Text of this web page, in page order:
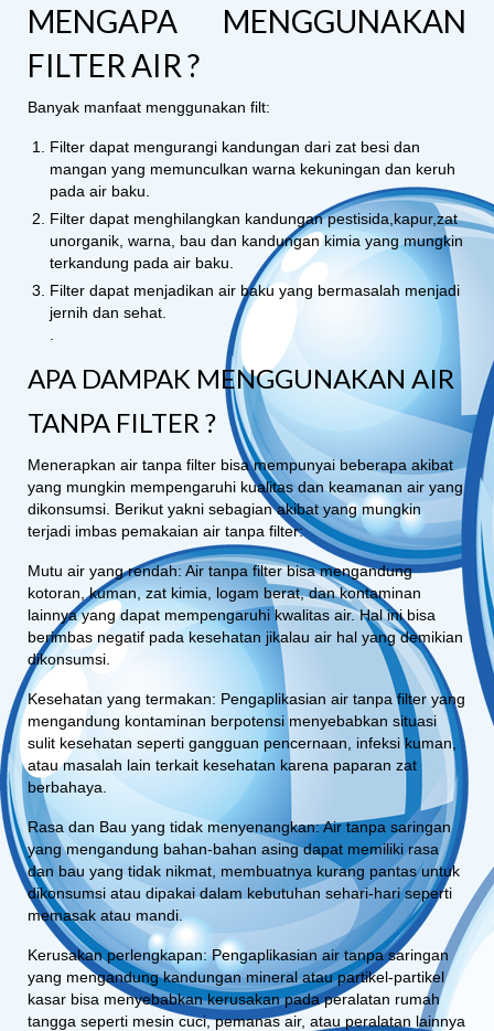
MENGAPA MENGGUNAKAN
FILTER AIR ?
Banyak manfaat menggunakan filt:
Filter dapat mengurangi kandungan dari zat besi dan
mangan yang memunculkan warna kekuningan dan keruh
pada air baku.
Filter dapat menghilangkan kandungan pestisida,kapur,zat
unorganik, warna, bau dan kandungan kimia yang mungkin
terkandung pada air baku.
Filter dapat menjadikan air baku yang bermasalah menjadi
jernih dan sehat.
APA DAMPAK MENGGUNAKAN AIR
TANPA FILTER ?
Menerapkan air tanpa filter bisa mempunyai beberapa akibat
yang mungkin mempengaruhi kualitas dan keamanan air yang
dikonsumsi. Berikut yakni sebagian akibat yang mungkin
terjadi imbas pemakaian air tanpa filter:
Mutu air yang rendah: Air tanpa filter bisa mengandung
kotoran, kuman, zat kimia, logam berat, dan kontaminan
lainnya yang dapat mempengaruhi kwalitas air. Hal ini bisa
berimbas negatif pada kesehatan jikalau air hal yang demikian
dikonsumsi.
Kesehatan yang termakan: Pengaplikasian air tanpa filter yang
mengandung kontaminan berpotensi menyebabkan situasi
sulit kesehatan seperti gangguan pencernaan, infeksi kuman,
atau masalah lain terkait kesehatan karena paparan zat
berbahaya.
Rasa dan Bau yang tidak menyenangkan: Air tanpa saringan
yang mengandung bahan-bahan asing dapat memiliki rasa
dan bau yang tidak nikmat, membuatnya kurang pantas untuk
dikonsumsi atau dipakai dalam kebutuhan sehari-hari seperti
memasak atau mandi.
Kerusakan perlengkapan: Pengaplikasian air tanpa saringan
yang mengandung kandungan mineral atau partikel-partikel
kasar bisa menyebabkan kerusakan pada peralatan rumah
tangga seperti mesin cuci, pemanas air, atau peralatan lainnya